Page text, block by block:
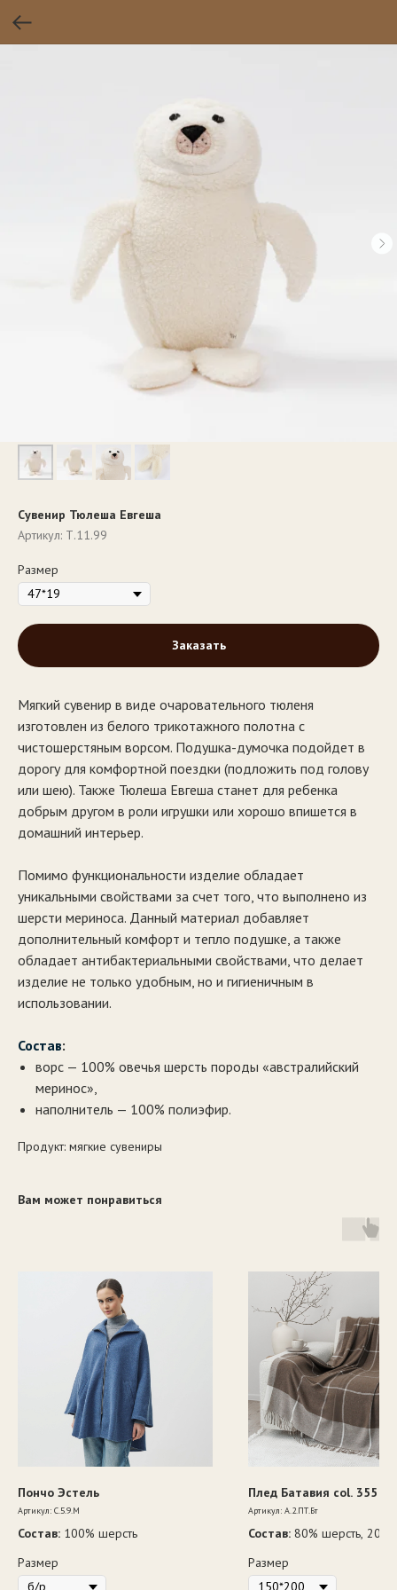
Сувенир Тюлеша Евгеша
Артикул: Т.11.99
Размер
Заказать
Мягкий сувенир в виде очаровательного тюленя
изготовлен из белого трикотажного полотна с
чистошерстяным ворсом. Подушка-думочка подойдет в
дорогу для комфортной поездки (подложить под голову
или шею). Также Тюлеша Евгеша станет для ребенка
добрым другом в роли игрушки или хорошо впишется в
домашний интерьер.
Помимо функциональности изделие обладает
уникальными свойствами за счет того, что выполнено из
шерсти мериноса. Данный материал добавляет
дополнительный комфорт и тепло подушке, а также
обладает антибактериальными свойствами, что делает
изделие не только удобным, но и гигиеничным в
использовании.
Состав:
ворс — 100% овечья шерсть породы «австралийский
меринос»,
наполнитель — 100% полиэфир.
Продукт: мягкие сувениры
Вам может понравиться
Пончо Эстель
Артикул: C.5.9.М
Состав: 100% шерсть
Размер
Плед Батавия col. 355
Артикул: А.2.ПТ.Бт
Состав: 80% шерсть, 20%
Размер